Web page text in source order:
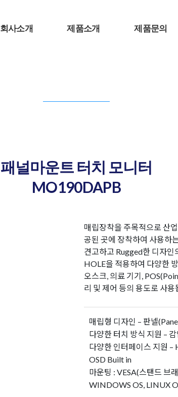
회사소개 제품소개 제품문의
패널마운트 터치 모니터
매립장착을 주목적으로 산
공된 곳에 장착하여 사용하
견고하고 Rugged한 디자인
HOLE을 적용하여 다양한
오스크, 의료 기기,
리 및 제어 등의 용도로 사용
매립형 디자인 – 판넬
다양한 터치 방식 지원 –
다양한 인터페이스 지원
OSD Built in
마운팅 : VESA(스탠드 브
WINDOWS OS, LINUX
MO190DAPB